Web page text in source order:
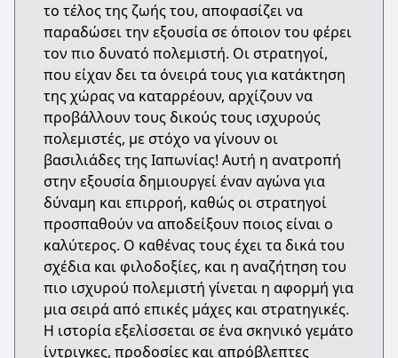
το τέλος της ζωής του, αποφασίζει να
παραδώσει την εξουσία σε όποιον του φέρει
τον πιο δυνατό πολεμιστή. Οι στρατηγοί,
που είχαν δει τα όνειρά τους για κατάκτηση
της χώρας να καταρρέουν, αρχίζουν να
προβάλλουν τους δικούς τους ισχυρούς
πολεμιστές, με στόχο να γίνουν οι
βασιλιάδες της Ιαπωνίας! Αυτή η ανατροπή
στην εξουσία δημιουργεί έναν αγώνα για
δύναμη και επιρροή, καθώς οι στρατηγοί
προσπαθούν να αποδείξουν ποιος είναι ο
καλύτερος. Ο καθένας τους έχει τα δικά του
σχέδια και φιλοδοξίες, και η αναζήτηση του
πιο ισχυρού πολεμιστή γίνεται η αφορμή για
μια σειρά από επικές μάχες και στρατηγικές.
Η ιστορία εξελίσσεται σε ένα σκηνικό γεμάτο
ίντριγκες, προδοσίες και απρόβλεπτες